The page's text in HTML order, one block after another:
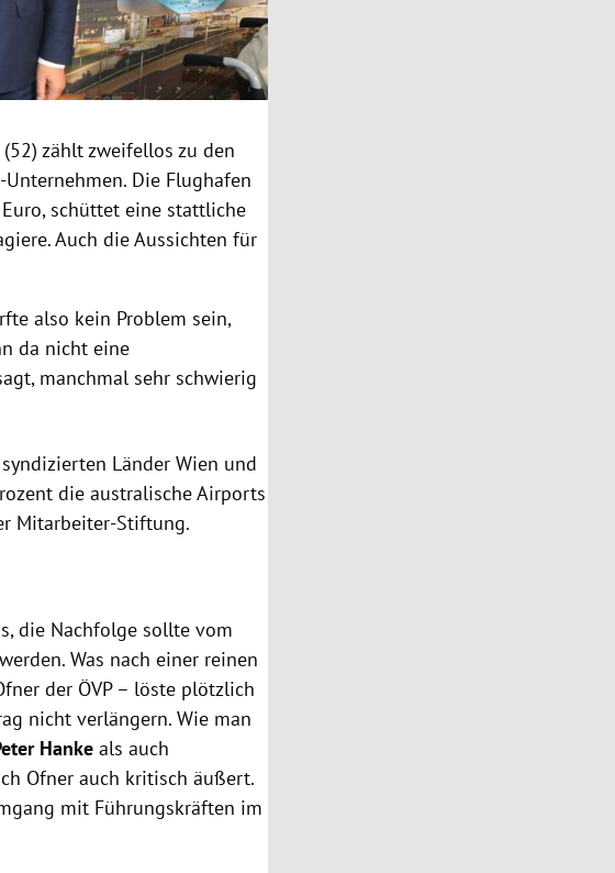
(52) zählt zweifellos zu den
Die Flughafen
schüttet eine stattliche
Auch die Aussichten für
also kein Problem sein,
da nicht eine
manchmal sehr schwierig
Länder Wien und
die australische Airports
Mitarbeiter-Stiftung.
die Nachfolge sollte vom
Was nach einer reinen
der ÖVP – löste plötzlich
nicht verlängern. Wie man
Hanke als auch
Ofner auch kritisch äußert.
mit Führungskräften im